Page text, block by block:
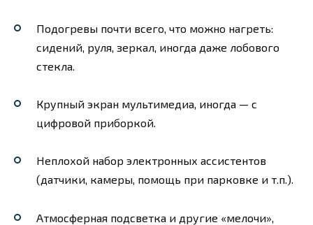
Подогревы почти всего, что можно нагреть:
сидений, руля, зеркал, иногда даже лобового
стекла.
Крупный экран мультимедиа, иногда — с
цифровой приборкой.
Неплохой набор электронных ассистентов
(датчики, камеры, помощь при парковке и т.п.).
Атмосферная подсветка и другие «мелочи»,